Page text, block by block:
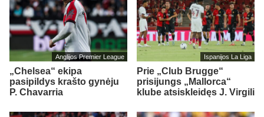
Anglijos Premier League
„Chelsea“ ekipa
pasipildys krašto gynėju
P. Chavarria
Ispanijos La Liga
Prie „Club Brugge“
prisijungs „Mallorca“
klube atsiskleidęs J. Virgili